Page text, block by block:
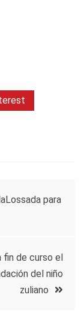
para
de curso el
del niño
zuliano